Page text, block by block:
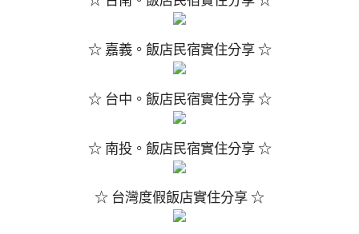
☆ 嘉義。飯店民宿實住分享 ☆
☆ 台中。飯店民宿實住分享 ☆
☆ 南投。飯店民宿實住分享 ☆
☆ 台灣度假飯店實住分享 ☆